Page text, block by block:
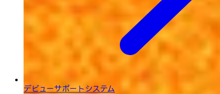
デビューサポートシステム